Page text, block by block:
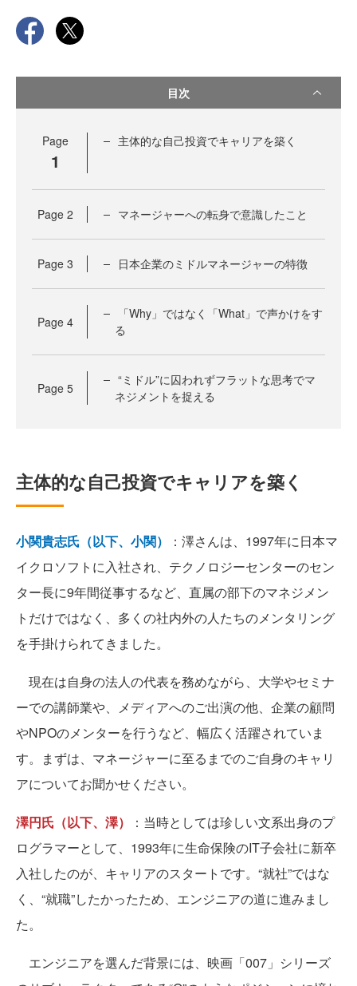
目次
Page
1
主体的な自己投資でキャリアを築く
Page 2 マネージャーへの転身で意識したこと
Page 3 日本企業のミドルマネージャーの特徴
Page 4
「Why」ではなく「What」で声かけをす
る
Page 5
“ミドル”に囚われずフラットな思考でマ
ネジメントを捉える
主体的な自己投資でキャリアを築く
小関貴志氏（以下、小関）
：澤さんは、1997年に日本マ
イクロソフトに入社され、テクノロジーセンターのセン
ター長に9年間従事するなど、直属の部下のマネジメン
トだけではなく、多くの社内外の人たちのメンタリング
を手掛けられてきました。
現在は自身の法人の代表を務めながら、大学やセミナ
ーでの講師業や、メディアへのご出演の他、企業の顧問
やNPOのメンターを行うなど、幅広く活躍されていま
す。まずは、マネージャーに至るまでのご自身のキャリ
アについてお聞かせください。
澤円氏（以下、澤）
：当時としては珍しい文系出身のプ
ログラマーとして、1993年に生命保険のIT子会社に新卒
入社したのが、キャリアのスタートです。“就社”ではな
く、“就職”したかったため、エンジニアの道に進みまし
た。
エンジニアを選んだ背景には、映画「007」シリーズ